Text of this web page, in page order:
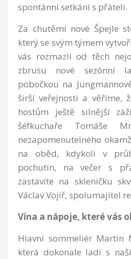
spontánní setkání s přáteli.
Za chutěmi nové Špejle
který se svým týmem
vás rozmazlí od těch
zbrusu nové sezónní
pobočkou na
širší veřejnosti a věříme,
hostům ještě silnější
šéfkuchaře Tomáše
nezapomenutelného
na oběd, kdykoli v
pochutin, na večer s
zastavíte na skleničku
Václav Vojíř, spolumajitel
Vína a nápoje, které vás
Hlavní sommeliér Martin
která dokonale ladí s